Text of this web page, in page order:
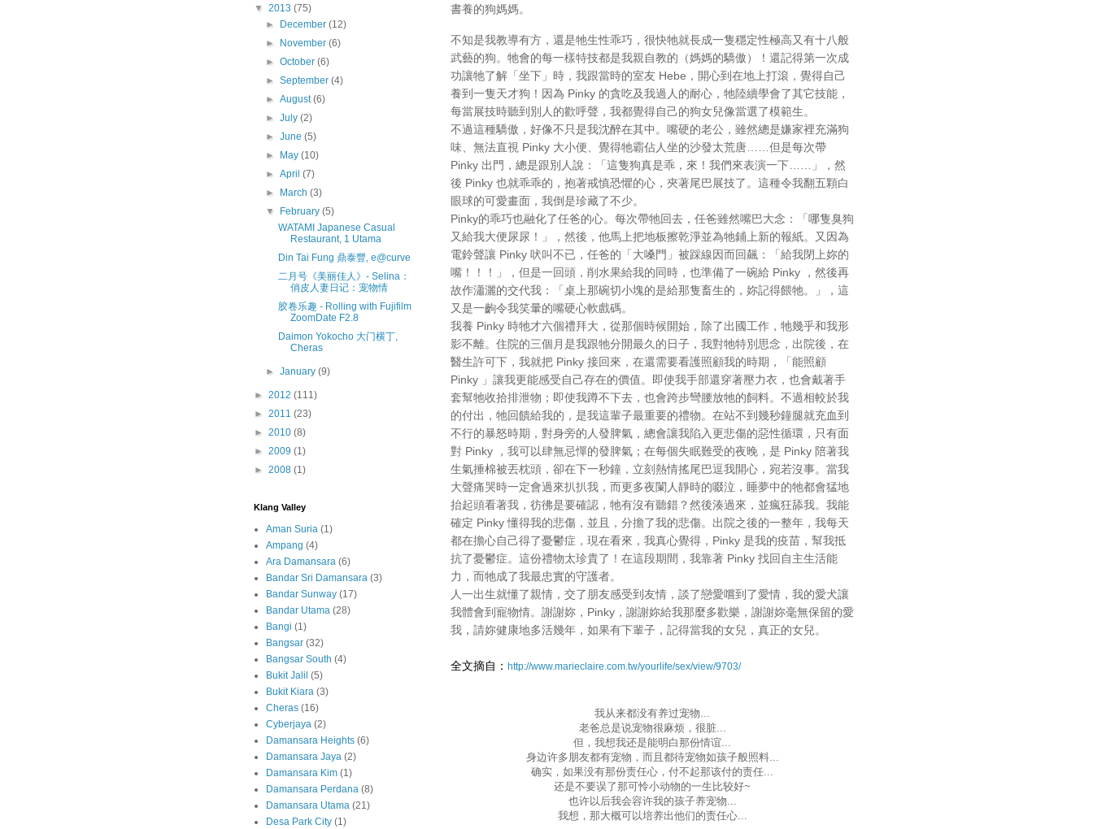
書養的狗媽媽。
不知是我教導有方，還是牠生性乖巧，很快牠就長成一隻穩定性極高又有十八般
武藝的狗。牠會的每一樣特技都是我親自教的（媽媽的驕傲）！還記得第一次成
功讓牠了解「坐下」時，我跟當時的室友 Hebe，開心到在地上打滾，覺得自己
養到一隻天才狗！因為 Pinky 的貪吃及我過人的耐心，牠陸續學會了其它技能，
每當展技時聽到別人的歡呼聲，我都覺得自己的狗女兒像當選了模範生。
不過這種驕傲，好像不只是我沈醉在其中。嘴硬的老公，雖然總是嫌家裡充滿狗
味、無法直視 Pinky 大小便、覺得牠霸佔人坐的沙發太荒唐……但是每次帶
Pinky 出門，總是跟別人說：「這隻狗真是乖，來！我們來表演一下……」，然
後 Pinky 也就乖乖的，抱著戒慎恐懼的心，夾著尾巴展技了。這種令我翻五顆白
眼球的可愛畫面，我倒是珍藏了不少。
Pinky的乖巧也融化了任爸的心。每次帶牠回去，任爸雖然嘴巴大念：「哪隻臭狗
又給我大便尿尿！」，然後，他馬上把地板擦乾淨並為牠鋪上新的報紙。又因為
電鈴聲讓 Pinky 吠叫不已，任爸的「大嗓門」被踩線因而回飆：「給我閉上妳的
嘴！！！」，但是一回頭，削水果給我的同時，也準備了一碗給 Pinky ，然後再
故作瀟灑的交代我：「桌上那碗切小塊的是給那隻畜生的，妳記得餵牠。」，這
又是一齣令我笑暈的嘴硬心軟戲碼。
我養 Pinky 時牠才六個禮拜大，從那個時候開始，除了出國工作，牠幾乎和我形
影不離。住院的三個月是我跟牠分開最久的日子，我對牠特別思念，出院後，在
醫生許可下，我就把 Pinky 接回來，在還需要看護照顧我的時期，「能照顧
Pinky 」讓我更能感受自己存在的價值。即使我手部還穿著壓力衣，也會戴著手
套幫牠收拾排泄物；即使我蹲不下去，也會跨步彎腰放牠的飼料。不過相較於我
的付出，牠回饋給我的，是我這輩子最重要的禮物。在站不到幾秒鐘腿就充血到
不行的暴怒時期，對身旁的人發脾氣，總會讓我陷入更悲傷的惡性循環，只有面
對 Pinky ，我可以肆無忌憚的發脾氣；在每個失眠難受的夜晚，是 Pinky 陪著我
生氣捶棉被丟枕頭，卻在下一秒鐘，立刻熱情搖尾巴逗我開心，宛若沒事。當我
大聲痛哭時一定會過來扒扒我，而更多夜闌人靜時的啜泣，睡夢中的牠都會猛地
抬起頭看著我，彷彿是要確認，牠有沒有聽錯？然後湊過來，並瘋狂舔我。我能
確定 Pinky 懂得我的悲傷，並且，分擔了我的悲傷。出院之後的一整年，我每天
都在擔心自己得了憂鬱症，現在看來，我真心覺得，Pinky 是我的疫苗，幫我抵
抗了憂鬱症。這份禮物太珍貴了！在這段期間，我靠著 Pinky 找回自主生活能
力，而牠成了我最忠實的守護者。
人一出生就懂了親情，交了朋友感受到友情，談了戀愛嚐到了愛情，我的愛犬讓
我體會到寵物情。謝謝妳，Pinky，謝謝妳給我那麼多歡樂，謝謝妳毫無保留的愛
我，請妳健康地多活幾年，如果有下輩子，記得當我的女兒，真正的女兒。
全文摘自： http://www.marieclaire.com.tw/yourlife/sex/view/9703/
我从来都没有养过宠物...
老爸总是说宠物很麻烦，很脏...
但，我想我还是能明白那份情谊...
身边许多朋友都有宠物，而且都待宠物如孩子般照料...
确实，如果没有那份责任心，付不起那该付的责任...
还是不要误了那可怜小动物的一生比较好~
也许以后我会容许我的孩子养宠物...
我想，那大概可以培养出他们的责任心...
▼ 2013 (75)
►
December(12)
►
November(6)
►October(6)
►September(4)
►August(6)
►July(2)
►June(5)
►
May(10)
►April(7)
►
March(3)
▼
February(5)
WATAMI Japanese Casual
Restaurant, 1 Utama
Din Tai Fung 鼎泰豐, e@curve
二月号《美丽佳人》- Selina：
俏皮人妻日记：宠物情
胶卷乐趣 - Rolling with Fujifilm
ZoomDate F2.8
Daimon Yokocho 大门横丁,
Cheras
►January(9)
► 2012 (111)
► 2011 (23)
► 2010 (8)
► 2009 (1)
► 2008 (1)
Klang Valley
Aman Suria (1)
Ampang (4)
Ara Damansara (6)
Bandar Sri Damansara (3)
Bandar Sunway (17)
Bandar Utama (28)
Bangi (1)
Bangsar (32)
Bangsar South (4)
Bukit Jalil (5)
Bukit Kiara (3)
Cheras (16)
Cyberjaya (2)
Damansara Heights (6)
Damansara Jaya (2)
Damansara Kim (1)
Damansara Perdana (8)
Damansara Utama (21)
Desa Park City (1)